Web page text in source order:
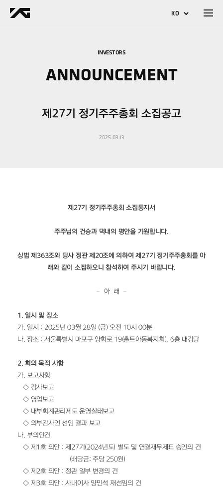
KO
INVESTORS
ANNOUNCEMENT
제27기 정기주주총회 소집공고
2025.03.13
제27기 정기주주총회 소집통지서
주주님의 건승과 댁내의 평안을 기원합니다.
상법 제363조와 당사 정관 제20조에 의하여 제27기 정기주주총회를 아
래와 같이 소집하오니 참석하여 주시기 바랍니다.
-  아  래  -
1. 일시 및 장소
가. 일시 : 2025년 03월 28일 (금) 오전 10시 00분
나. 장소 : 서울특별시 마포구 양화로 19(홀트아동복지회), 6층 대강당
2. 회의 목적 사항
가. 보고사항
◇ 감사보고
◇ 영업보고
◇ 내부회계관리제도 운영실태보고
◇ 외부감사인 선임 결과 보고
나. 부의안건
◇ 제1호 의안 : 제27기(2024년도) 별도 및 연결재무제표 승인의 건
(배당금: 주당 250원)
◇ 제2호 의안 : 정관 일부 변경의 건
◇ 제3호 의안 : 사내이사 양민석 재선임의 건